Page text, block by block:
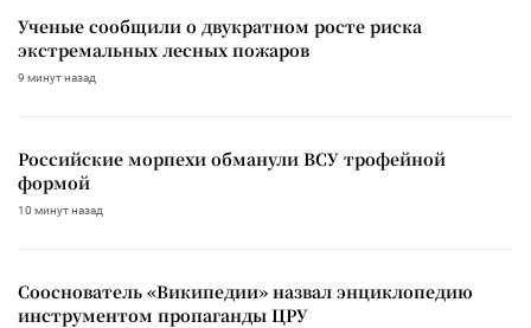
Ученые сообщили о двукратном росте риска
экстремальных лесных пожаров
9 минут назад
Российские морпехи обманули ВСУ трофейной
формой
10 минут назад
Сооснователь «Википедии» назвал энциклопедию
инструментом пропаганды ЦРУ